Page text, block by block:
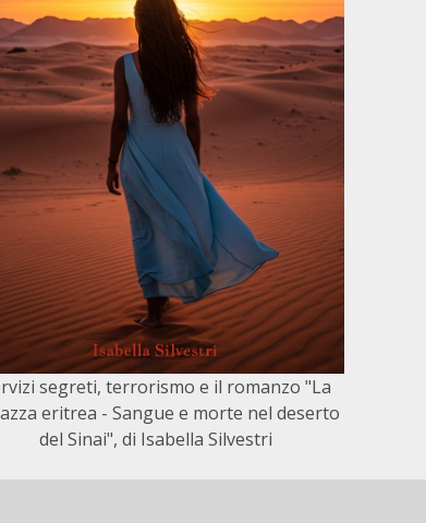
segreti, terrorismo e il romanzo "La
eritrea - Sangue e morte nel deserto
del Sinai", di Isabella Silvestri